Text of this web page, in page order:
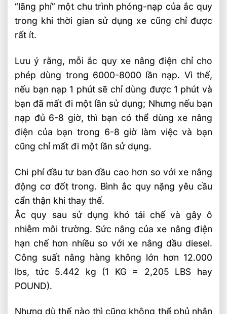
“lãng phí” một chu trình phóng-nạp của ắc quy
trong khi thời gian sử dụng xe cũng chỉ được
rất ít.
Lưu ý rằng, mỗi ắc quy xe nâng điện chỉ cho
phép dùng trong 6000-8000 lần nạp. Vì thế,
nếu bạn nạp 1 phút sẽ chỉ dùng được 1 phút và
bạn đã mất đi một lần sử dụng; Nhưng nếu bạn
nạp đủ 6-8 giờ, thì bạn có thể dùng xe nâng
điện của bạn trong 6-8 giờ làm việc và bạn
cũng chỉ mất đi một lần sử dụng.
Chi phí đầu tư ban đầu cao hơn so với xe nâng
động cơ đốt trong. Bình ắc quy nặng yêu cầu
cẩn thận khi thay thế.
Ắc quy sau sử dụng khó tái chế và gây ô
nhiễm môi trường. Sức nâng của xe nâng điện
hạn chế hơn nhiều so với xe nâng dầu diesel.
Công suất nâng hàng không lớn hơn 12.000
lbs, tức 5.442 kg (1 KG = 2,205 LBS hay
POUND).
Nhưng dù thế nào thì cũng không thể phủ nhận